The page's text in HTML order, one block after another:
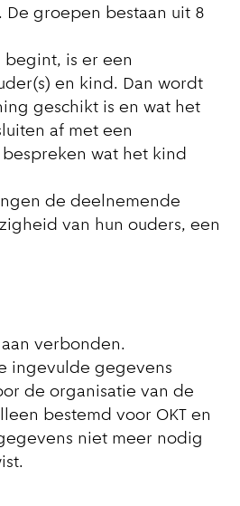
De groepen bestaan uit 8
is er een
en kind. Dan wordt
geschikt is en wat het
af met een
wat het kind
de deelnemende
van hun ouders, een
verbonden.
ingevulde gegevens
de organisatie van de
bestemd voor OKT en
niet meer nodig